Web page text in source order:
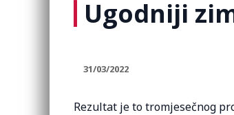
Ugodniji
31/03/2022
Rezultat je to tromjesečnog